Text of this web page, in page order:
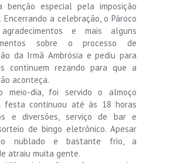
benção especial pela imposição
Encerrando a celebração, o Pároco
e mais alguns
sobre o processo de
da Irmã Ambrósia e pediu para
continuem rezando para que a
aconteça.
meio-dia, foi servido o almoço
festa continuou até às 18 horas
e diversões, serviço de bar e
de bingo eletrônico. Apesar
nublado e bastante frio, a
atraiu muita gente.